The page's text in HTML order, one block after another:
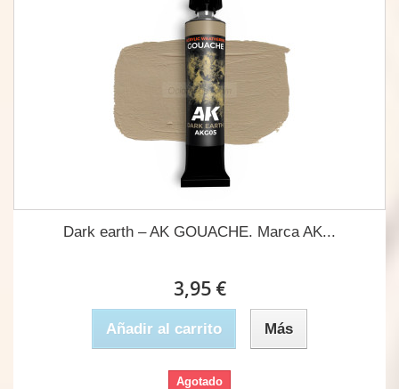
Dark earth – AK GOUACHE. Marca AK...
3,95 €
Añadir al carrito Más
Agotado